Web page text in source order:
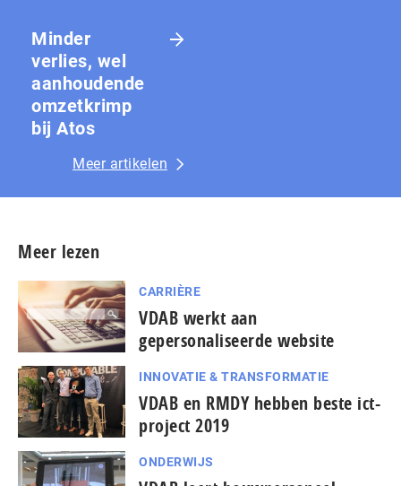
Minder
verlies, wel
aanhoudende
omzetkrimp
bij Atos
Meer artikelen
Meer lezen
CARRIÈRE
VDAB werkt aan
gepersonaliseerde website
INNOVATIE & TRANSFORMATIE
VDAB en RMDY hebben beste ict-
project 2019
ONDERWIJS